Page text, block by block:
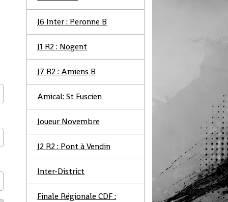
J6 Inter : Peronne B
J1 R2 : Nogent
J7 R2 : Amiens B
Amical: St Fuscien
Joueur Novembre
J2 R2 : Pont à Vendin
Inter-District
Finale Régionale CDF :